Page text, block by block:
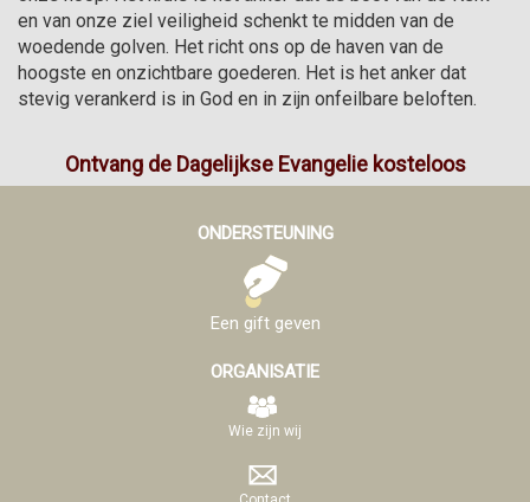
en van onze ziel veiligheid schenkt te midden van de
woedende golven. Het richt ons op de haven van de
hoogste en onzichtbare goederen. Het is het anker dat
stevig verankerd is in God en in zijn onfeilbare beloften.
Ontvang de Dagelijkse Evangelie kosteloos
ONDERSTEUNING
Een gift geven
ORGANISATIE
Wie zijn wij